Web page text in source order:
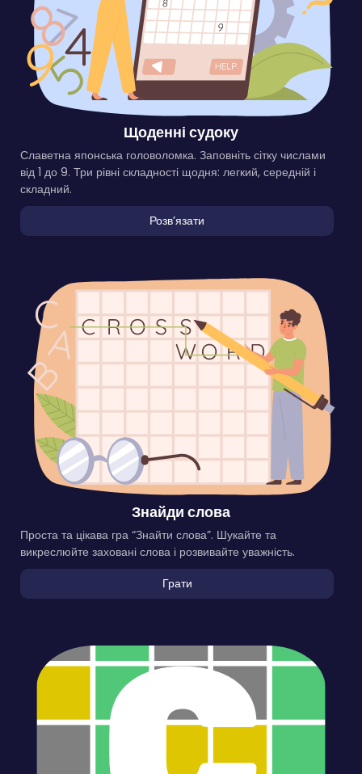
Щоденні судоку
Славетна японська головоломка. Заповніть сітку числами
від 1 до 9. Три рівні складності щодня: легкий, середній і
складний.
Розвʼязати
Знайди слова
Проста та цікава гра “Знайти слова”. Шукайте та
викреслюйте заховані слова і розвивайте уважність.
Грати